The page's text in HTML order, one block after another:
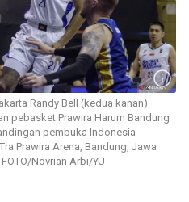
Randy Bell (kedua kanan)
pebasket Prawira Harum Bandung
pembuka Indonesia
Prawira Arena, Bandung, Jawa
Novrian Arbi/YU